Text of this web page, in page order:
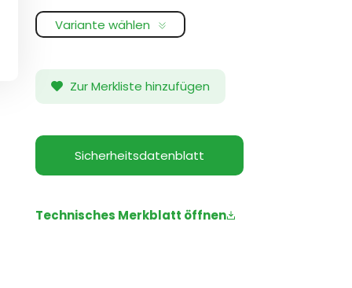
Variante wählen
Zur Merkliste hinzufügen
Sicherheitsdatenblatt
Technisches Merkblatt öffnen